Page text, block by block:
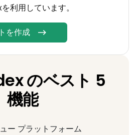
利用しています。
を作成
のベスト 5
機能
ー プラットフォーム